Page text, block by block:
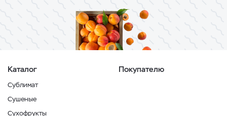
Каталог
Сублимат
Сушеные
Сухофрукты
Покупателю